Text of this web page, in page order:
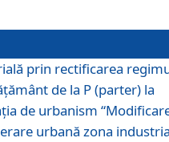
prin rectificarea
de la P (parter) la
de urbanism
urbană zona